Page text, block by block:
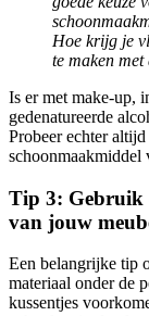
Hoe krijg je
te maken
Is er met make-up,
gedenatureerde
Probeer echter
schoonmaakmiddel
Tip 3: Gebruik
van jouw
Een belangrijke tip
materiaal onder de
kussentjes